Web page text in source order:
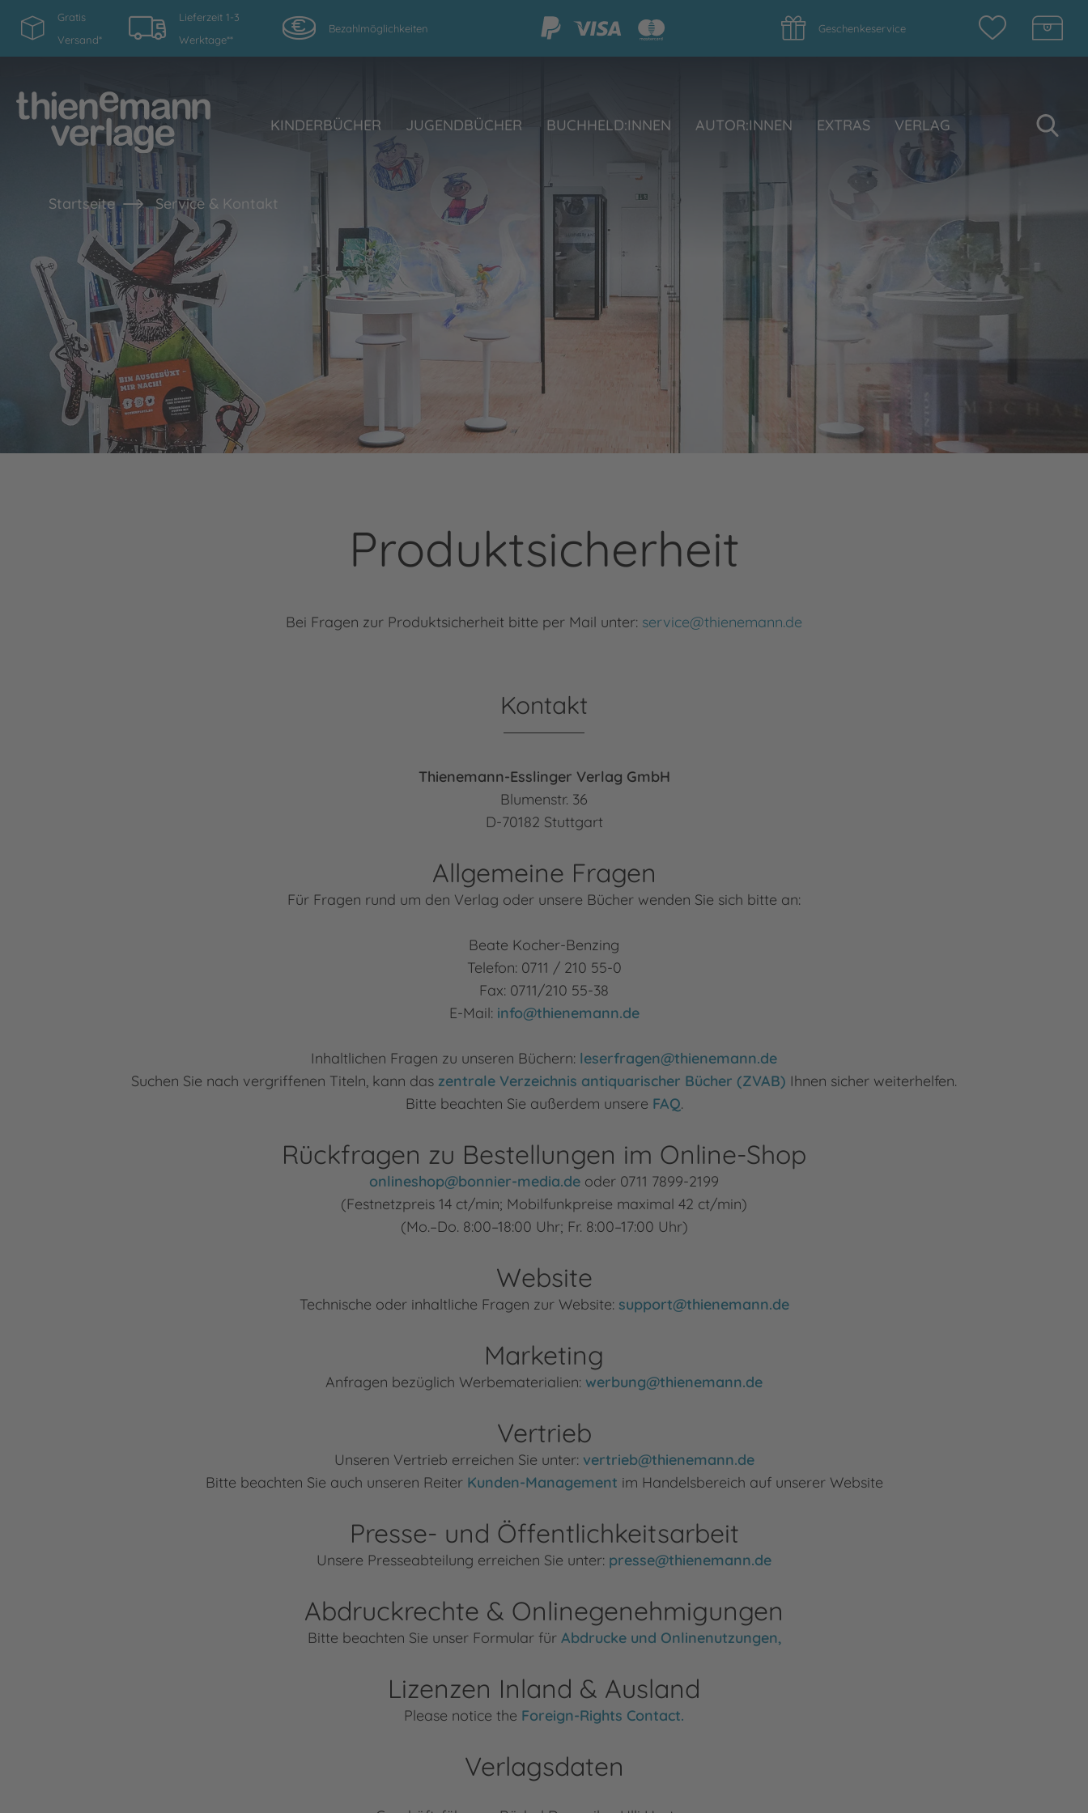
Gratis
Versand*
Lieferzeit 1-3
Werktage**
Bezahlmöglichkeiten Geschenkeservice
KINDERBÜCHER JUGENDBÜCHER BUCHHELD:INNEN AUTOR:INNEN EXTRAS VERLAG
Startseite Service & Kontakt
Produktsicherheit
Bei Fragen zur Produktsicherheit bitte per Mail unter: service@thienemann.de
Kontakt
Thienemann-Esslinger Verlag GmbH
Blumenstr. 36
D-70182 Stuttgart
Allgemeine Fragen
Für Fragen rund um den Verlag oder unsere Bücher wenden Sie sich bitte an:
Beate Kocher-Benzing
Telefon: 0711 / 210 55-0
Fax: 0711/210 55-38
E-Mail: info@thienemann.de
Inhaltlichen Fragen zu unseren Büchern: leserfragen@thienemann.de
Suchen Sie nach vergriffenen Titeln, kann das zentrale Verzeichnis antiquarischer Bücher (ZVAB) Ihnen sicher weiterhelfen.
Bitte beachten Sie außerdem unsere FAQ.
Rückfragen zu Bestellungen im Online-Shop
onlineshop@bonnier-media.de oder 0711 7899-2199
(Festnetzpreis 14 ct/min; Mobilfunkpreise maximal 42 ct/min)
(Mo.–Do. 8:00–18:00 Uhr; Fr. 8:00–17:00 Uhr)
Website
Technische oder inhaltliche Fragen zur Website: support@thienemann.de
Marketing
Anfragen bezüglich Werbematerialien: werbung@thienemann.de
Vertrieb
Unseren Vertrieb erreichen Sie unter: vertrieb@thienemann.de
Bitte beachten Sie auch unseren Reiter Kunden-Management im Handelsbereich auf unserer Website
Presse- und Öffentlichkeitsarbeit
Unsere Presseabteilung erreichen Sie unter: presse@thienemann.de
Abdruckrechte & Onlinegenehmigungen
Bitte beachten Sie unser Formular für Abdrucke und Onlinenutzungen,
Lizenzen Inland & Ausland
Please notice the Foreign-Rights Contact.
Verlagsdaten